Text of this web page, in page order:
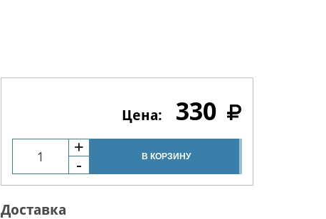
330
В КОРЗИНУ
Доставка